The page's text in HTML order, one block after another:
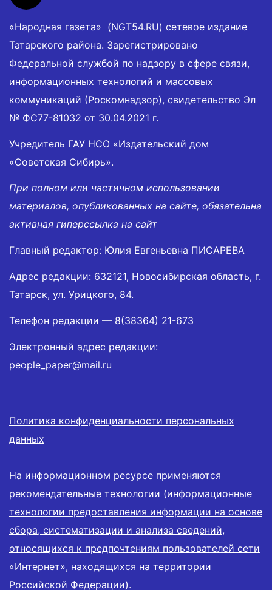
«Народная газета» (NGT54.RU) сетевое издание
Татарского района. Зарегистрировано
Федеральной службой по надзору в сфере связи,
информационных технологий и массовых
коммуникаций (Роскомнадзор), свидетельство Эл
№ ФС77-81032 от 30.04.2021 г.
Учредитель ГАУ НСО «Издательский дом
«Советская Сибирь».
При полном или частичном использовании
материалов, опубликованных на сайте, обязательна
активная гиперссылка на сайт
Главный редактор: Юлия Евгеньевна ПИСАРЕВА
Адрес редакции: 632121, Новосибирская область, г.
Татарск, ул. Урицкого, 84.
Телефон редакции — 8(38364) 21-673
Электронный адрес редакции:
people_paper@mail.ru
Политика конфиденциальности персональных
данных
На информационном ресурсе применяются
рекомендательные технологии (информационные
технологии предоставления информации на основе
сбора, систематизации и анализа сведений,
относящихся к предпочтениям пользователей сети
«Интернет», находящихся на территории
Российской Федерации).